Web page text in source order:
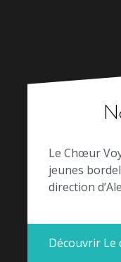
Le Chœur
jeunes
direction
Découvrir